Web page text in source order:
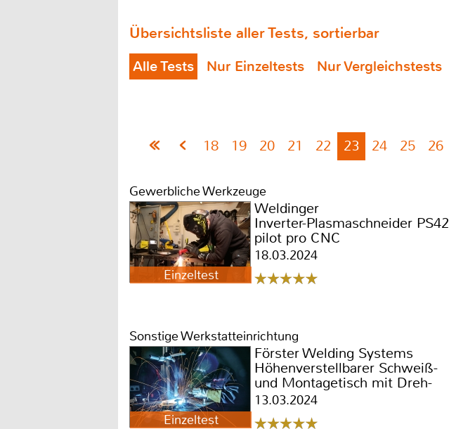
Übersichtsliste aller Tests, sortierbar
Alle Tests Nur Einzeltests Nur Vergleichstests
18 19 20 21 22 23 24 25 26
Gewerbliche Werkzeuge
Einzeltest
Weldinger
Inverter-Plasmaschneider PS42
pilot pro CNC
18.03.2024
Sonstige Werkstatteinrichtung
Einzeltest
Förster Welding Systems
Höhenverstellbarer Schweiß-
und Montagetisch mit Dreh-
und Kippfunktion Ergofix
Manipilator manuell
13.03.2024